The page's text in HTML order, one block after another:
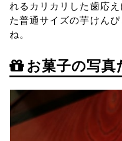
れるカリカリした歯応
た普通サイズの芋けん
ね。
お菓子の写真